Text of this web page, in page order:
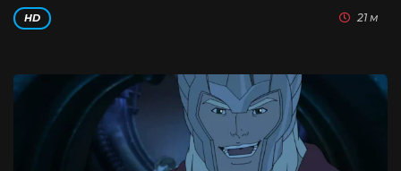
HD 21 м